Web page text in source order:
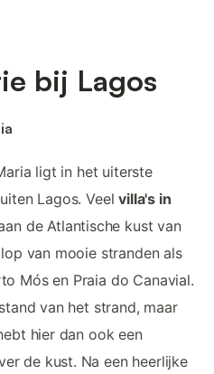
bij Lagos
ligt in het uiterste
Lagos. Veelvilla's in
de Atlantische kust van
van mooie stranden als
Mós en Praia do Canavial.
van het strand, maar
hier dan ook een
de kust. Na een heerlijke